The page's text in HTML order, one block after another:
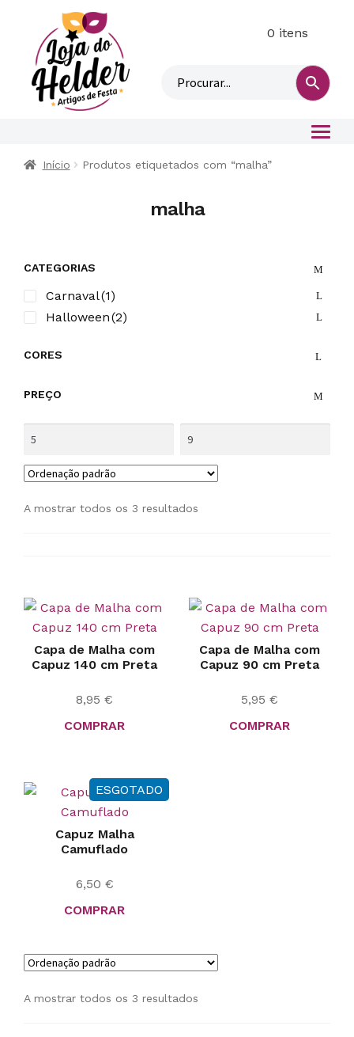
n
0 itens
Início Produtos etiquetados com “malha”
malha
CATEGORIAS
Carnaval(1)
Halloween(2)
CORES
PREÇO
A mostrar todos os 3 resultados
Capa de Malha com
Capuz 140 cm Preta
8,95 €
COMPRAR
Capa de Malha com
Capuz 90 cm Preta
5,95 €
COMPRAR
ESGOTADO
Capuz Malha
Camuflado
6,50 €
COMPRAR
A mostrar todos os 3 resultados